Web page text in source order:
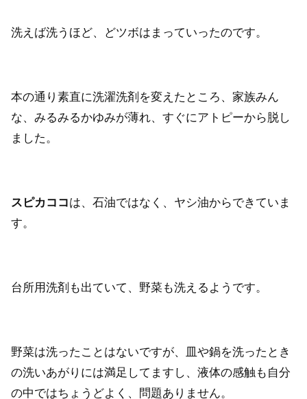
洗えば洗うほど、どツボはまっていったのです。
本の通り素直に洗濯洗剤を変えたところ、家族みん
な、みるみるかゆみが薄れ、すぐにアトピーから脱し
ました。
スピカココは、石油ではなく、ヤシ油からできていま
す。
台所用洗剤も出ていて、野菜も洗えるようです。
野菜は洗ったことはないですが、皿や鍋を洗ったとき
の洗いあがりには満足してますし、液体の感触も自分
の中ではちょうどよく、問題ありません。